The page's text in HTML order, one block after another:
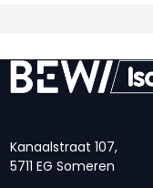
Kanaalstraat 107,
5711 EG Someren